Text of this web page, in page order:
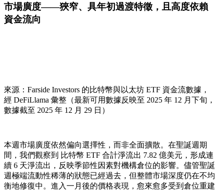
市場廣度——狹窄、具年初過渡特徵，且高度依賴
資金流向
來源：Farside Investors 的比特幣與以太坊 ETF 資金流數據，
經 DeFiLlama 彙整（最新可用數據反映至 2025 年 12 月下旬，
數據截至 2025 年 12 月 29 日）
本週市場廣度依然偏向選擇性，而非全面擴散。在聖誕週期
間，我們觀察到 比特幣 ETF 合計淨流出 7.82 億美元，形成連
續 6 天淨流出，反映季節性因素對機構倉位的影響。儘管聖誕
週極端流動性稀薄的狀態已經過去，但整體市場深度仍在不均
衡地修復中。進入一月後的價格表現，愈來愈多受到倉位重建